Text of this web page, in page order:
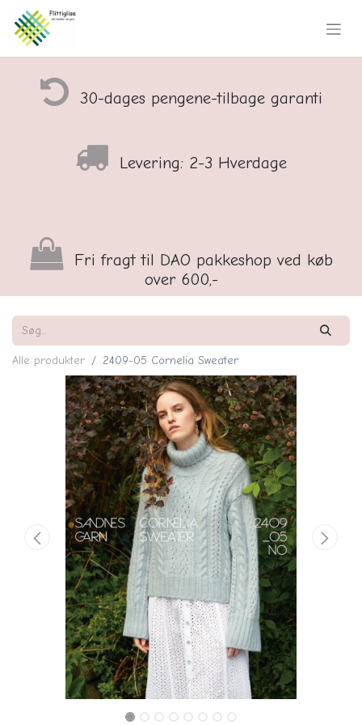
30-dages pengene-tilbage garanti
Levering: 2-3 Hverdage
Fri fragt til DAO pakkeshop ved køb
over 600,-
Alle produkter 2409-05 Cornelia Sweater